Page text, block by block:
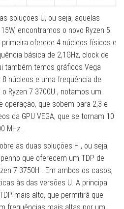
soluções U, ou seja, aquelas
encontramos o novo Ryzen 5
primeira oferece 4 núcleos físicos e
básica de 2,1GHz, clock de
também temos gráficos Vega
núcleos e uma frequência de
Ryzen 7 3700U , notamos um
operação, que sobem para 2,3 e
da GPU VEGA, que se tornam 10
MHz .
as duas soluções H , ou seja,
que oferecem um TDP de
7 3750H . Em ambos os casos,
às das versões U. A principal
mais alto, que permitirá que